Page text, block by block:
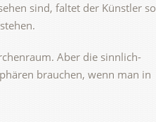
sind, faltet der Künstler so
Aber die sinnlich-
brauchen, wenn man in